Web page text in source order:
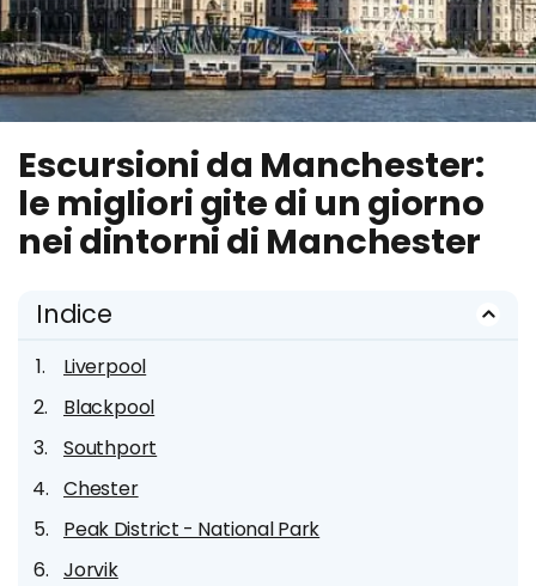
Escursioni da Manchester:
le migliori gite di un giorno
nei dintorni di Manchester
Indice
Liverpool
Blackpool
Southport
Chester
Peak District - National Park
Jorvik